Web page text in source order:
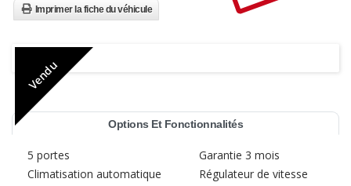
Imprimer la fiche du véhicule
Vendu
Options Et Fonctionnalités
5 portes
Climatisation automatique
Garantie 3 mois
Régulateur de vitesse